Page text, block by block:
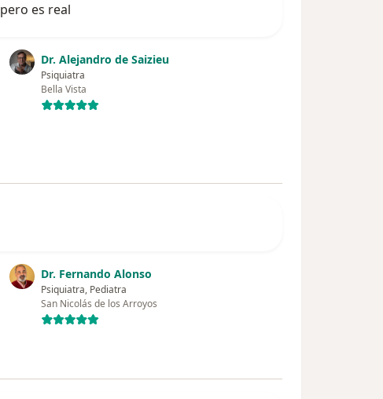
es real
Dr. Alejandro de Saizieu
Psiquiatra
Bella Vista
Dr. Fernando Alonso
Psiquiatra, Pediatra
San Nicolás de los Arroyos